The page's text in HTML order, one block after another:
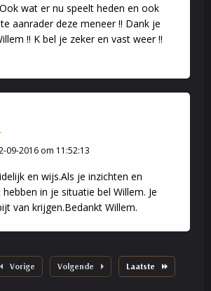
wat er nu speelt heden en ook
aanrader deze meneer !! Dank je
!! K bel je zeker en vast weer !!
09-2016 om 11:52:13
en wijs.Als je inzichten en
in je situatie bel Willem. Je
van krijgen.Bedankt Willem.
Vorige Volgende Laatste